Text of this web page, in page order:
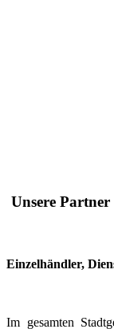
Unsere
Einzelhändler,
Im gesamten